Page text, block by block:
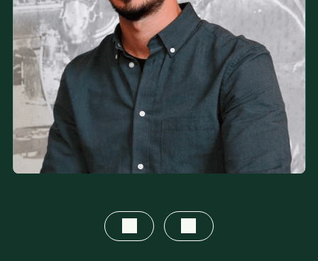
Approche McKenzie – Mechanical Diagnosis and Therapy
Hernies discales, blocages et douleurs au dos, au cou,
sciatiques
Douleurs chroniques variées
Chutes, troubles de l’équilibre et de l’autonomie (personnes
âgées)